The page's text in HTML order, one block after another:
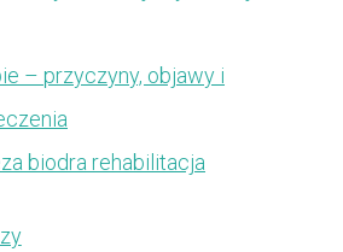
– przyczyny, objawy i
biodra rehabilitacja